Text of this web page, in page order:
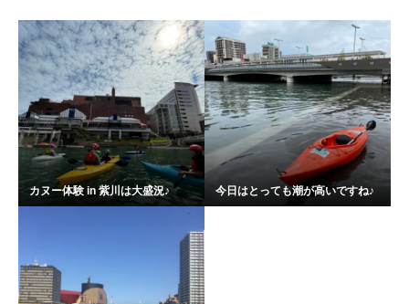
カヌー体験 in 紫川は大盛況♪ 今日はとっても潮が高いですね♪